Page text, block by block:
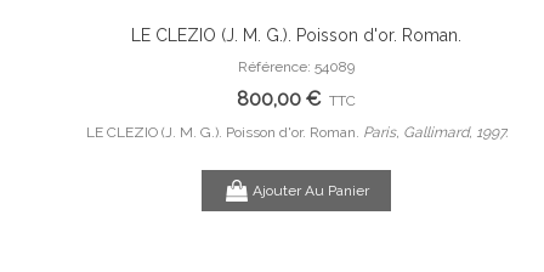
Ajouter Au Panier
LE CLEZIO (J. M. G.). Poisson d'or. Roman.
Référence: 54089
800,00 € TTC
LE CLEZIO (J. M. G.). Poisson d'or. Roman. Paris, Gallimard, 1997.
Ajouter Au Panier